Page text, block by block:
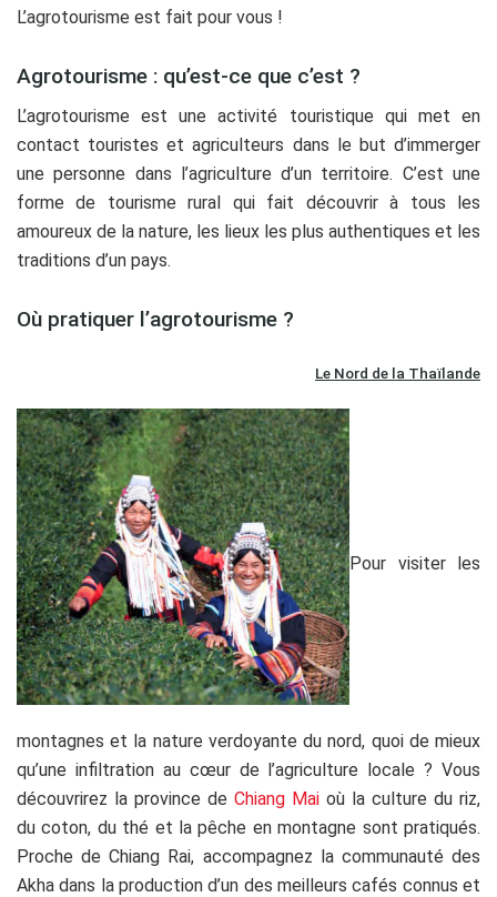
L’agrotourisme est fait pour vous !
Agrotourisme : qu’est-ce que c’est ?
L’agrotourisme est une activité touristique qui met en
contact touristes et agriculteurs dans le but d’immerger
une personne dans l’agriculture d’un territoire. C’est une
forme de tourisme rural qui fait découvrir à tous les
amoureux de la nature, les lieux les plus authentiques et les
traditions d’un pays.
Où pratiquer l’agrotourisme ?
Le Nord de la Thaïlande
Pour visiter les
montagnes et la nature verdoyante du nord, quoi de mieux
qu’une infiltration au cœur de l’agriculture locale ? Vous
découvrirez la province de Chiang Mai où la culture du riz,
du coton, du thé et la pêche en montagne sont pratiqués.
Proche de Chiang Rai, accompagnez la communauté des
Akha dans la production d’un des meilleurs cafés connus et